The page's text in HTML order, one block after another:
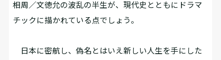
相周／文徳允の波乱の半生が、現代史とともにドラマ
チックに描かれている点でしょう。
日本に密航し、偽名とはいえ新しい人生を手にした